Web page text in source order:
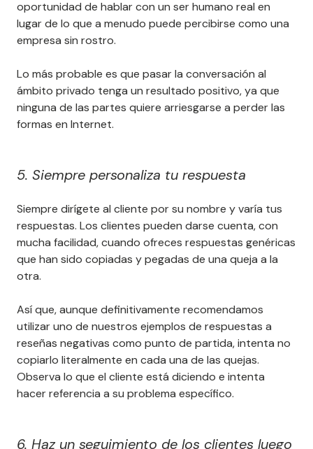
oportunidad de hablar con un ser humano real en
lugar de lo que a menudo puede percibirse como una
empresa sin rostro.
Lo más probable es que pasar la conversación al
ámbito privado tenga un resultado positivo, ya que
ninguna de las partes quiere arriesgarse a perder las
formas en Internet.
5. Siempre personaliza tu respuesta
Siempre dirígete al cliente por su nombre y varía tus
respuestas. Los clientes pueden darse cuenta, con
mucha facilidad, cuando ofreces respuestas genéricas
que han sido copiadas y pegadas de una queja a la
otra.
Así que, aunque definitivamente recomendamos
utilizar uno de nuestros ejemplos de respuestas a
reseñas negativas como punto de partida, intenta no
copiarlo literalmente en cada una de las quejas.
Observa lo que el cliente está diciendo e intenta
hacer referencia a su problema específico.
6. Haz un seguimiento de los clientes luego